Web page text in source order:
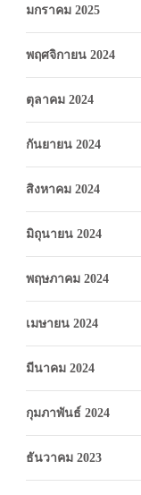
มกราคม 2025
พฤศจิกายน 2024
ตุลาคม 2024
กันยายน 2024
สิงหาคม 2024
มิถุนายน 2024
พฤษภาคม 2024
เมษายน 2024
มีนาคม 2024
กุมภาพันธ์ 2024
ธันวาคม 2023